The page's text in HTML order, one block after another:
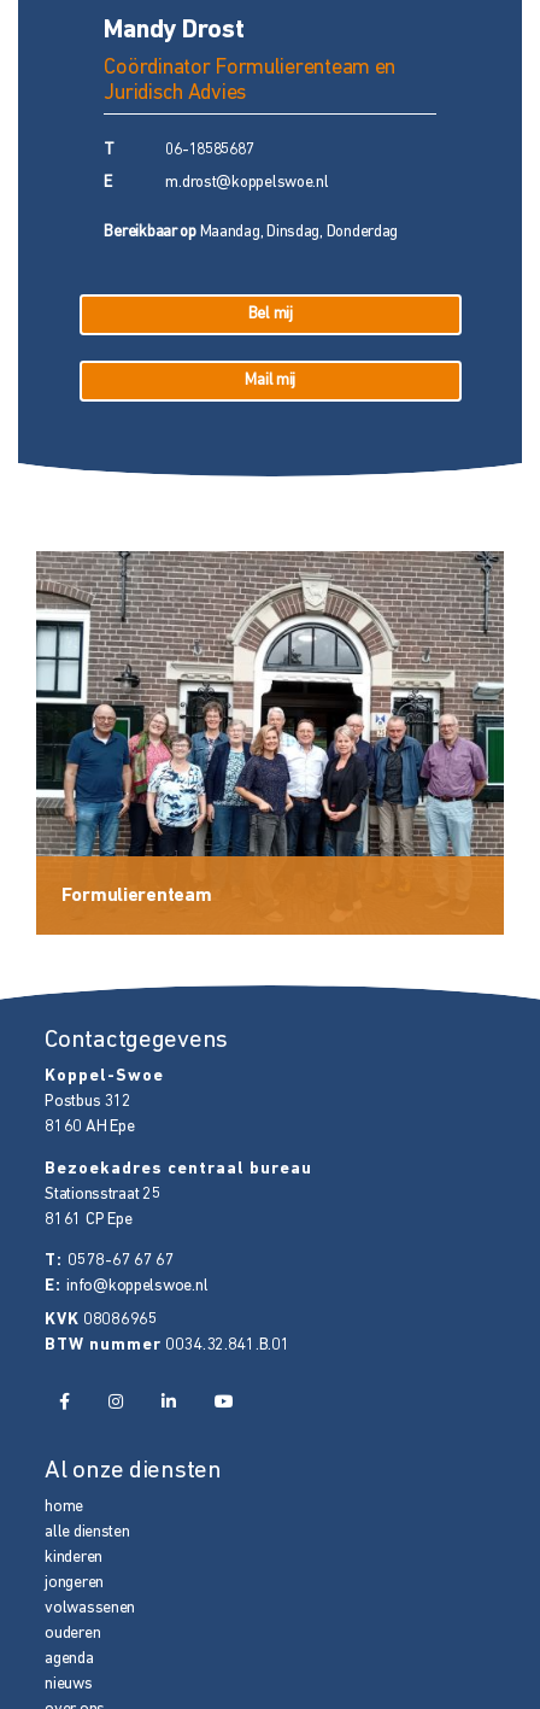
Mandy Drost
Coördinator Formulierenteam en
Juridisch Advies
06-18585687
E m.drost@koppelswoe.nl
Bereikbaar opMaandag, Dinsdag, Donderdag
Bel mij
Mail mij
Formulierenteam
Contactgegevens
Koppel-Swoe
Postbus 312
8160 AH Epe
Bezoekadres centraal bureau
Stationsstraat 25
8161 CP Epe
T: 0578-67 67 67
E:info@koppelswoe.nl
KVK 08086965
BTW nummer 0034.32.841.B.01
Al onze diensten
home
alle diensten
kinderen
jongeren
volwassenen
ouderen
agenda
nieuws